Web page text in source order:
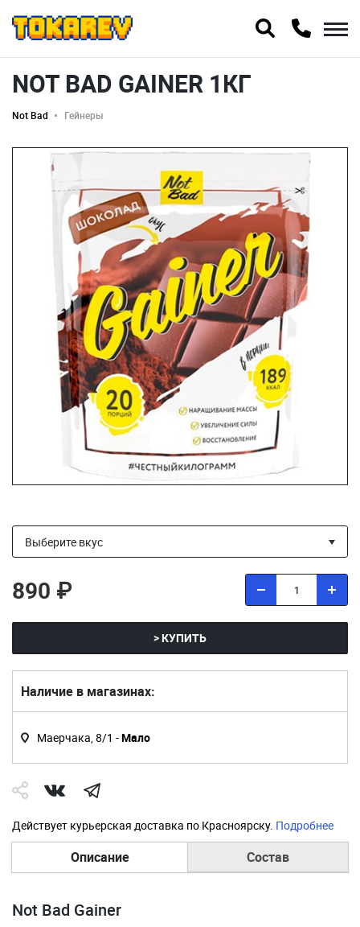
NOT BAD GAINER 1КГ
Not Bad Гейнеры
890 ₽
> КУПИТЬ
Наличие в магазинах:
Маерчака, 8/1 -Мало
Действует курьерская доставка по Красноярску. Подробнее
Описание Состав
Not Bad Gainer